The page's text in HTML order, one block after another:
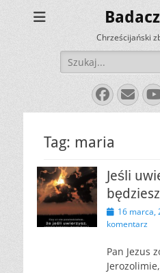
Chrześcijański
Szukaj:
E-
mail
Tag: maria
Jeśli
Opublikowano
16 marca,
komentarz
Pan Jezus